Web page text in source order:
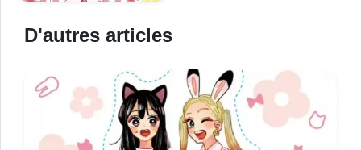
D'autres articles